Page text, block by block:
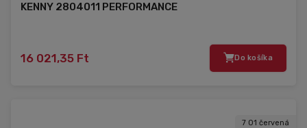
KENNY 2804011 PERFORMANCE
16 021,35 Ft Do košíka
7 01 červená